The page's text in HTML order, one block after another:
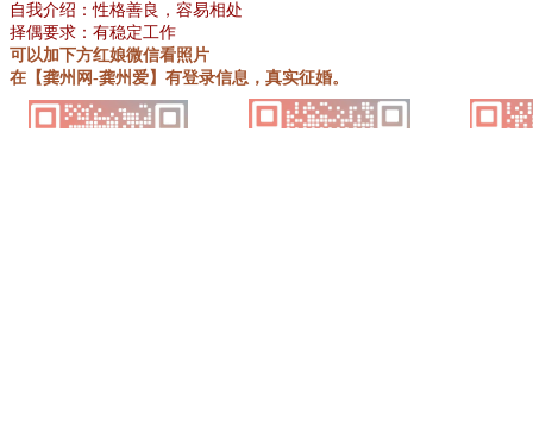
自我介绍：性格善良，容易相处
择偶要求：有稳定工作
可以加下方红娘微信看照片
在【龚州网-龚州爱】有登录信息，真实征婚。